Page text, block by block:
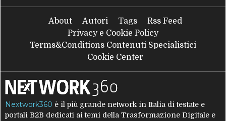
About Autori Tags
Rss Feed
Privacy e Cookie Policy
Terms&Conditions Contenuti Specialistici
Cookie Center
Nextwork360 è il più grande network in Italia di testate e
portali B2B dedicati ai temi della Trasformazione Digitale e